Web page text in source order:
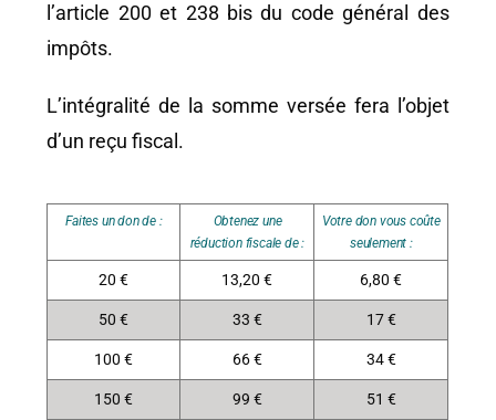
l’article 200 et 238 bis du code général des
impôts.
L’intégralité de la somme versée fera l’objet
d’un reçu fiscal.
Faites un don de :
Obtenez une
réduction fiscale de :
Votre don vous coûte
seulement :
20 € 13,20 € 6,80 €
50 € 33 € 17 €
100 € 66 € 34 €
150 € 99 € 51 €